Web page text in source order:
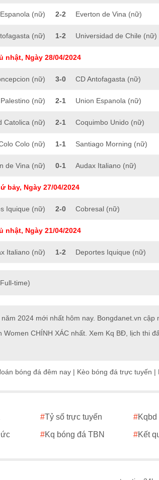
(nữ) 2-2 Everton de Vina (nữ)
(nữ) 1-2 Universidad de Chile (nữ)
nhật, Ngày 28/04/2024
(nữ) 3-0 CD Antofagasta (nữ)
Palestino (nữ) 2-1 Union Espanola (nữ)
Catolica (nữ) 2-1 Coquimbo Unido (nữ)
Colo (nữ) 1-1 Santiago Morning (nữ)
de Vina (nữ) 0-1 Audax Italiano (nữ)
bảy, Ngày 27/04/2024
Iquique (nữ) 2-0 Cobresal (nữ)
nhật, Ngày 21/04/2024
Italiano (nữ) 1-2 Deportes Iquique (nữ)
time)
2024 mới nhất hôm nay. Bongdanet.vn cập
CHÍNH XÁC nhất. Xem Kq BĐ, lịch thi
bóng đá đêm nay | Kèo bóng đá trực tuyến |
#Tỷ số trực tuyến
#Kq bóng đá TBN
#Kqbd
#Kết